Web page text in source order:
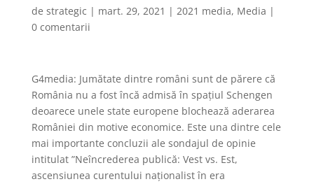
de strategic | mart. 29, 2021 | 2021 media, Media |
0 comentarii
G4media: Jumătate dintre români sunt de părere că
România nu a fost încă admisă în spațiul Schengen
deoarece unele state europene blochează aderarea
României din motive economice. Este una dintre cele
mai importante concluzii ale sondajul de opinie
intitulat ”Neîncrederea publică: Vest vs. Est,
ascensiunea curentului naționalist în era